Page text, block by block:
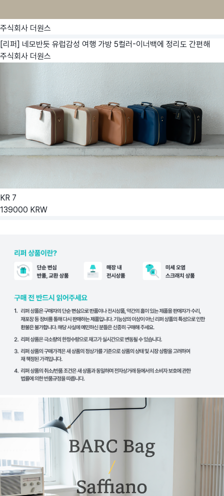
주식회사 더원스
[리퍼] 네모반듯 유럽감성 여행 가방 5컬러-이너백에 정리도 간편해
주식회사 더원스
KR 7
139000 KRW